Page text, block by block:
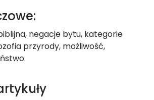
negacje bytu, kategorie
przyrody, możliwość,